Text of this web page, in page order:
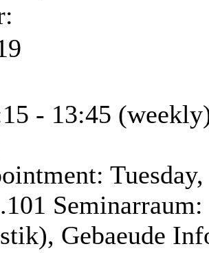
- 13:45
Gebaeude